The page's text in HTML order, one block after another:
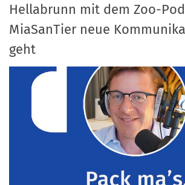
Veranstaltungsformate
STUDIO
ÜBER
Wer wir sind
Geschäftsstelle
Marketing Pioniere
MarketingFrauen
Hellabrunn mit dem Zoo-
MiaSanTier neue
geht